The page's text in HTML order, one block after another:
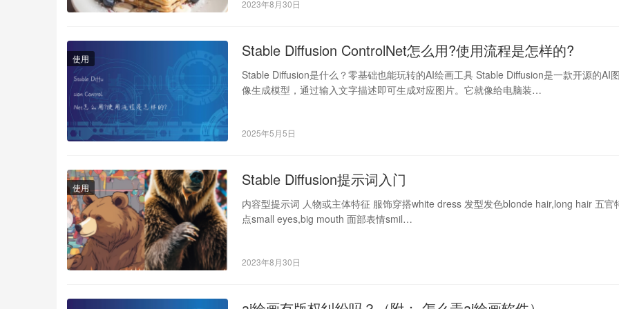
2023年8月30日
使用 Stable Diffusion ControlNet怎么用?使用流程是怎样的?
Stable Diffusion是什么？零基础也能玩转的AI绘画工具 Stable Diffusion是一款开源的AI
像生成模型，通过输入文字描述即可生成对应图片。它就像给电脑装…
2025年5月5日
使用 Stable Diffusion提示词入门
内容型提示词 人物或主体特征 服饰穿搭white dress 发型发色blonde hair,long hair 五官
点small eyes,big mouth 面部表情smil…
2023年8月30日